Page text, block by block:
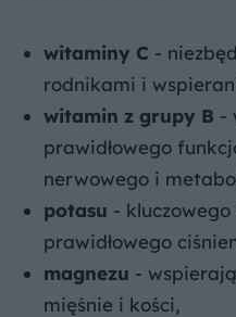
witaminy C -
rodnikami i
witamin z grupy B -
prawidłowego
nerwowego i
potasu -
prawidłowego
magnezu -
mięśnie i kości,